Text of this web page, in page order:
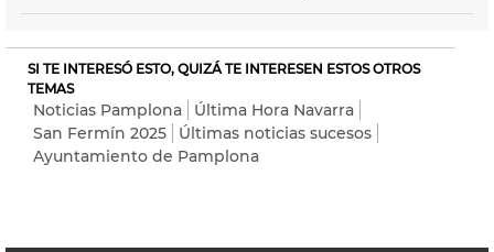
SI TE INTERESÓ ESTO, QUIZÁ TE INTERESEN ESTOS OTROS
TEMAS
Noticias Pamplona
Última Hora Navarra
San Fermín 2025
Últimas noticias sucesos
Ayuntamiento de Pamplona